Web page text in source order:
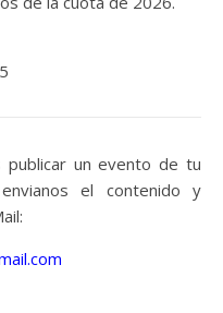
publicar un evento de tu
el contenido y